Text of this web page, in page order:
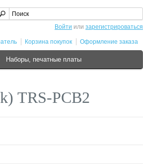
Войти или зарегистрироваться
Корзина покупок Оформление заказа
Наборы, печатные платы
TRS-PCB2